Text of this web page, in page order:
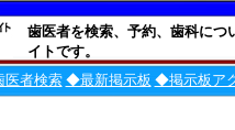
歯医者を検索、予約、歯科につ
イトです。
医者検索 ◆最新掲示板 ◆掲示板ア